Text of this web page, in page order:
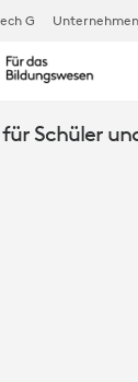
G Unternehmen
Schüler